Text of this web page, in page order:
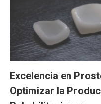
Excelencia en
Optimizar la